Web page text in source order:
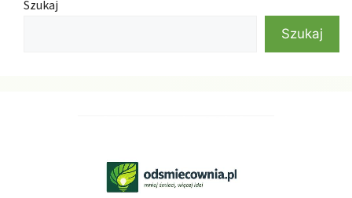
Szukaj
Szukaj